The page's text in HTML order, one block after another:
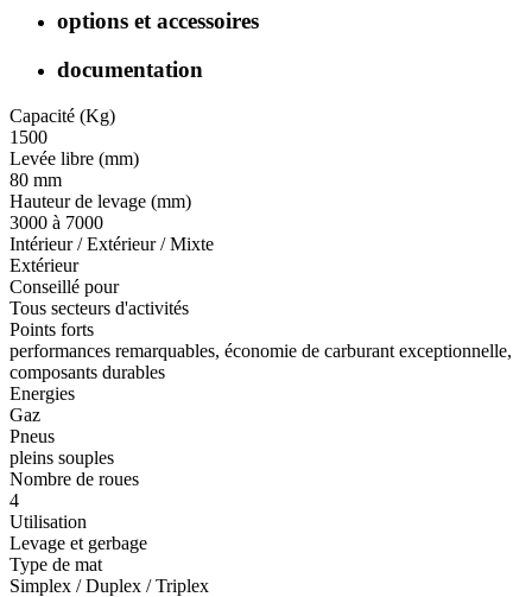
options et accessoires
documentation
Capacité (Kg)
1500
Levée libre (mm)
80 mm
Hauteur de levage (mm)
3000 à 7000
Intérieur / Extérieur / Mixte
Extérieur
Conseillé pour
Tous secteurs d'activités
Points forts
performances remarquables, économie de carburant exceptionnelle,
composants durables
Energies
Gaz
Pneus
pleins souples
Nombre de roues
4
Utilisation
Levage et gerbage
Type de mat
Simplex / Duplex / Triplex